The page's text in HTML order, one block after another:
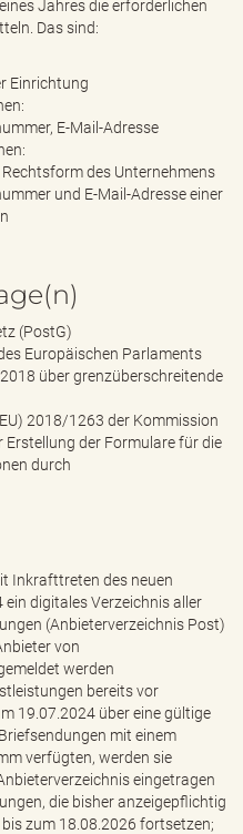
Jahres die erforderlichen
Das sind:
Einrichtung
E-Mail-Adresse
des Unternehmens
und E-Mail-Adresse einer
(PostG)
Europäischen Parlaments
über grenzüberschreitende
2018/1263 der Kommission
Erstellung der Formulare für die
durch
Inkrafttreten des neuen
digitales Verzeichnis aller
(Anbieterverzeichnis Post)
von
werden
bereits vor
19.07.2024 über eine gültige
mit einem
verfügten, werden sie
eingetragen
die bisher anzeigepflichtig
zum 18.08.2026 fortsetzen;